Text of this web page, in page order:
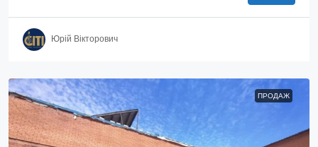
Юрій Вікторович
ПРОДАЖ